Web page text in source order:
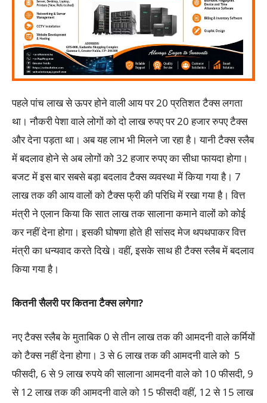
पहले पांच लाख से ऊपर होने वाली आय पर 20 प्रतिशत टैक्स लगता
था। नौकरी पेशा वाले लोगों को दो लाख रुपए पर 20 हजार रुपए टैक्स
और देना पड़ता था। अब यह लाभ भी मिलने जा रहा है। यानी टैक्स स्लैब
में बदलाव होने से अब लोगों को 32 हजार रुपए का सीधा फायदा होगा।
बजट में इस बार सबसे बड़ा बदलाव टैक्स व्यवस्था में किया गया है। 7
लाख तक की आय वालों को टैक्स फ्री की परिधि में रखा गया है। वित्त
मंत्री ने एलान किया कि सात लाख तक सालाना कमाने वालों को कोई
कर नहीं देना होगा। इसकी घोषणा होते ही सांसद मेज थपथपाकर वित्त
मंत्री का धन्यवाद करते दिखे। वहीं, इसके साथ ही टैक्स स्लैब में बदलाव
किया गया है।
कितनी सैलरी पर कितना टैक्स लगेगा?
नए टैक्स स्लैब के मुताबिक 0 से तीन लाख तक की आमदनी वाले कर्मियों
को टैक्स नहीं देना होगा। 3 से 6 लाख तक की आमदनी वाले को 5
फीसदी, 6 से 9 लाख रुपये की सालाना आमदनी वाले को 10 फीसदी, 9
से 12 लाख तक की आमदनी वाले को 15 फीसदी वहीं, 12 से 15 लाख